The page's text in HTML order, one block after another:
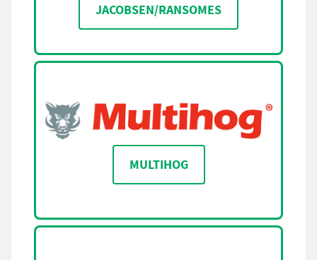
JACOBSEN/RANSOMES
MULTIHOG